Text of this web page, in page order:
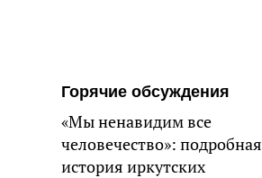
Горячие обсуждения
«Мы ненавидим все
человечество»: подробная
история иркутских